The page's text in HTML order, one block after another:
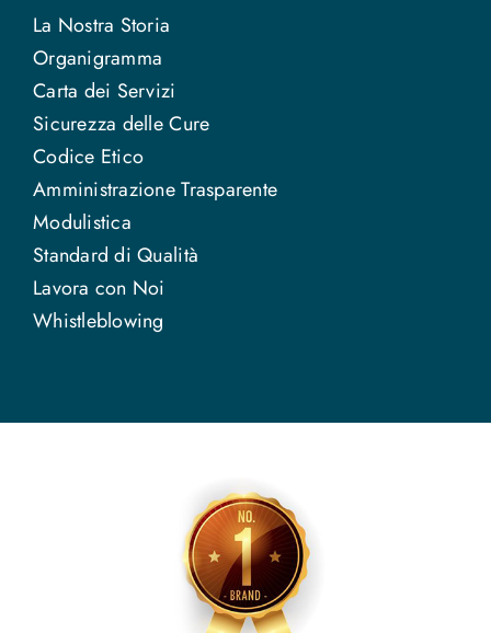
La Nostra Storia
Organigramma
Carta dei Servizi
Sicurezza delle Cure
Codice Etico
Amministrazione Trasparente
Modulistica
Standard di Qualità
Lavora con Noi
Whistleblowing